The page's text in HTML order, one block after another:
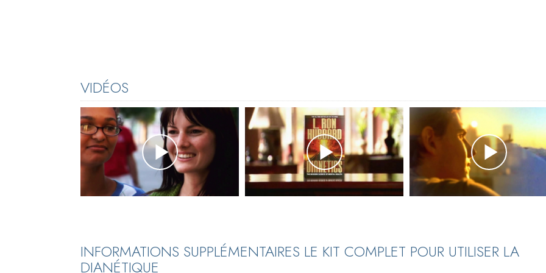
VIDÉOS
INFORMATIONS SUPPLÉMENTAIRES LE KIT COMPLET POUR UTILISER LA
DIANÉTIQUE